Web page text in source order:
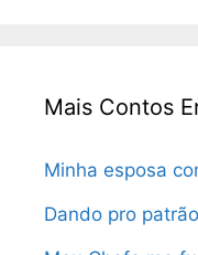
Mais Contos
Minha esposa
Dando pro patrão